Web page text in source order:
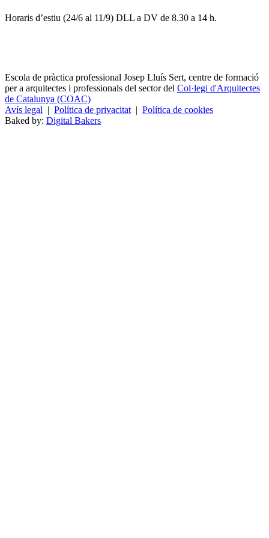
Horaris d’estiu (24/6 al 11/9) DLL a DV de 8.30 a 14 h.
Escola de pràctica professional Josep Lluís Sert, centre de formació
per a arquitectes i professionals del sector del Col·legi d'Arquitectes
de Catalunya (COAC)
Avís legal | Política de privacitat | Política de cookies
Baked by: Digital Bakers